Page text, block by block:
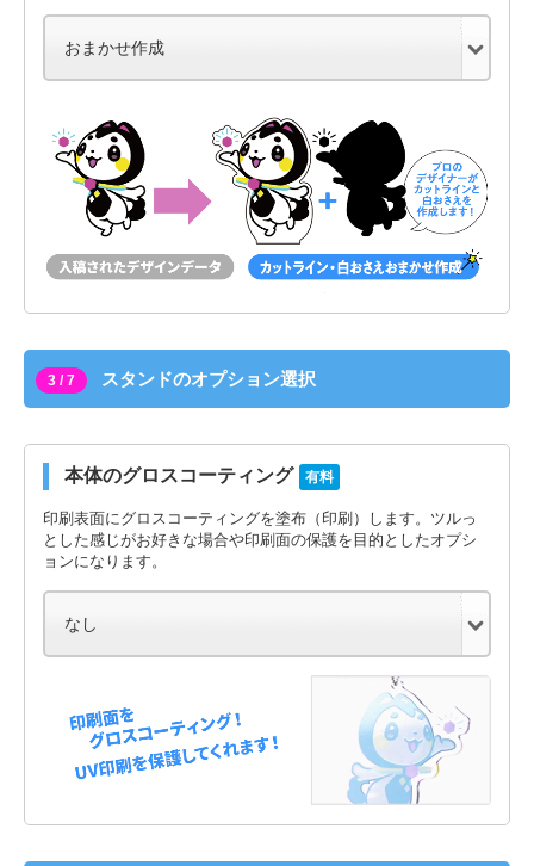
3 / 7 スタンドのオプション選択
本体のグロスコーティング 有料
印刷表面にグロスコーティングを塗布（印刷）します。ツルっ
とした感じがお好きな場合や印刷面の保護を目的としたオプシ
ョンになります。